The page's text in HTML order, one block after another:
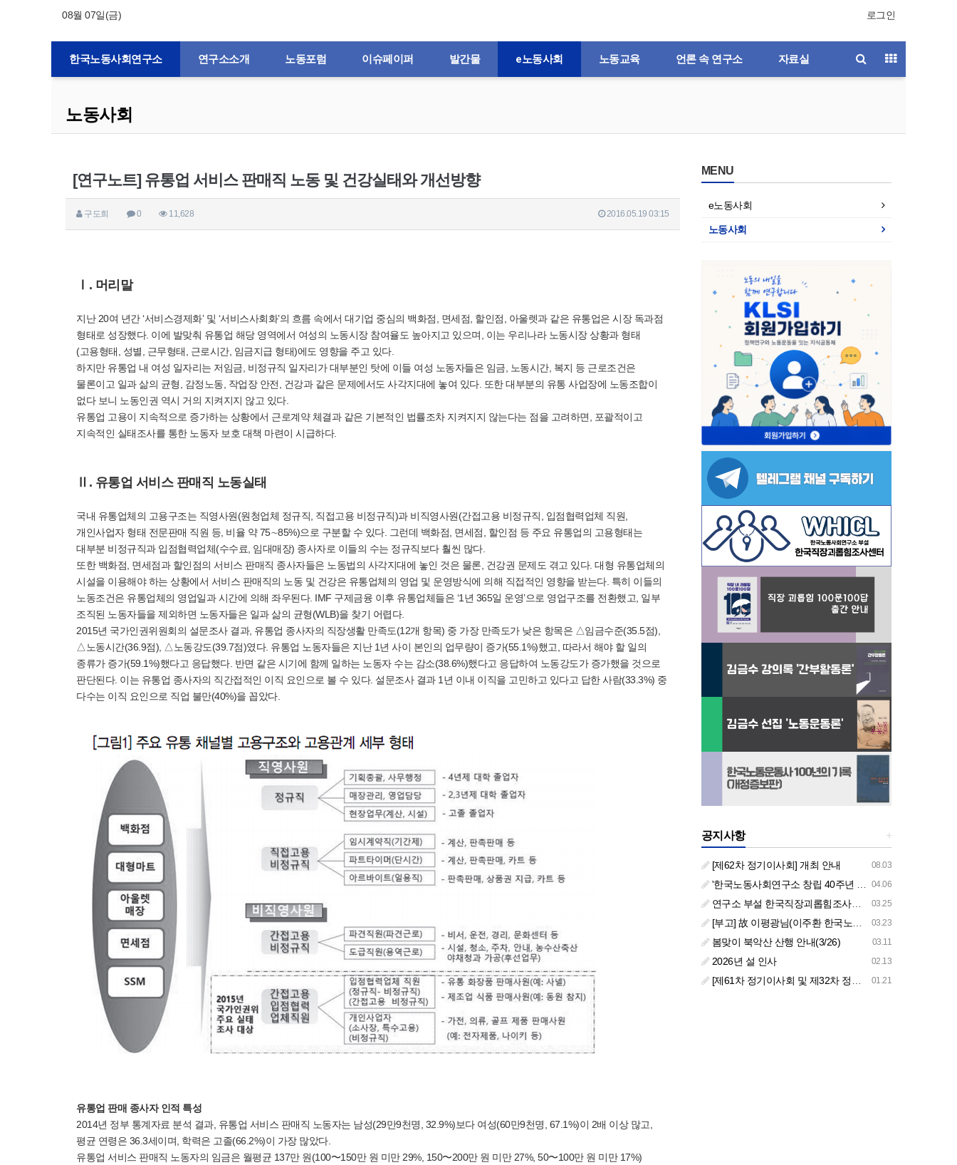
08월 07일(금) 로그인
한국노동사회연구소 연구소소개 노동포럼 이슈페이퍼 발간물 e노동사회 노동교육 언론 속 연구소 자료실
노동사회
[연구노트] 유통업 서비스 판매직 노동 및 건강실태와 개선방향
구도희 0 11,628 2016.05.19 03:15
Ⅰ. 머리말
지난 20여 년간 ‘서비스경제화’ 및 ‘서비스사회화’의 흐름 속에서 대기업 중심의 백화점, 면세점, 할인점, 아울렛과 같은 유통업은 시장 독과점
형태로 성장했다. 이에 발맞춰 유통업 해당 영역에서 여성의 노동시장 참여율도 높아지고 있으며, 이는 우리나라 노동시장 상황과 형태
(고용형태, 성별, 근무형태, 근로시간, 임금지급 형태)에도 영향을 주고 있다.
하지만 유통업 내 여성 일자리는 저임금, 비정규직 일자리가 대부분인 탓에 이들 여성 노동자들은 임금, 노동시간, 복지 등 근로조건은
물론이고 일과 삶의 균형, 감정노동, 작업장 안전, 건강과 같은 문제에서도 사각지대에 놓여 있다. 또한 대부분의 유통 사업장에 노동조합이
없다 보니 노동인권 역시 거의 지켜지지 않고 있다.
유통업 고용이 지속적으로 증가하는 상황에서 근로계약 체결과 같은 기본적인 법률조차 지켜지지 않는다는 점을 고려하면, 포괄적이고
지속적인 실태조사를 통한 노동자 보호 대책 마련이 시급하다.
Ⅱ. 유통업 서비스 판매직 노동실태
국내 유통업체의 고용구조는 직영사원(원청업체 정규직, 직접고용 비정규직)과 비직영사원(간접고용 비정규직, 입점협력업체 직원,
개인사업자 형태 전문판매 직원 등, 비율 약 75∼85%)으로 구분할 수 있다. 그런데 백화점, 면세점, 할인점 등 주요 유통업의 고용형태는
대부분 비정규직과 입점협력업체(수수료, 임대매장) 종사자로 이들의 수는 정규직보다 훨씬 많다.
또한 백화점, 면세점과 할인점의 서비스 판매직 종사자들은 노동법의 사각지대에 놓인 것은 물론, 건강권 문제도 겪고 있다. 대형 유통업체의
시설을 이용해야 하는 상황에서 서비스 판매직의 노동 및 건강은 유통업체의 영업 및 운영방식에 의해 직접적인 영향을 받는다. 특히 이들의
노동조건은 유통업체의 영업일과 시간에 의해 좌우된다. IMF 구제금융 이후 유통업체들은 ‘1년 365일 운영’으로 영업구조를 전환했고, 일부
조직된 노동자들을 제외하면 노동자들은 일과 삶의 균형(WLB)을 찾기 어렵다.
2015년 국가인권위원회의 설문조사 결과, 유통업 종사자의 직장생활 만족도(12개 항목) 중 가장 만족도가 낮은 항목은 △임금수준(35.5점),
△노동시간(36.9점), △노동강도(39.7점)였다. 유통업 노동자들은 지난 1년 사이 본인의 업무량이 증가(55.1%)했고, 따라서 해야 할 일의
종류가 증가(59.1%)했다고 응답했다. 반면 같은 시기에 함께 일하는 노동자 수는 감소(38.6%)했다고 응답하여 노동강도가 증가했을 것으로
판단된다. 이는 유통업 종사자의 직간접적인 이직 요인으로 볼 수 있다. 설문조사 결과 1년 이내 이직을 고민하고 있다고 답한 사람(33.3%) 중
다수는 이직 요인으로 직업 불만(40%)을 꼽았다.
유통업 판매 종사자 인적 특성
2014년 정부 통계자료 분석 결과, 유통업 서비스 판매직 노동자는 남성(29만9천명, 32.9%)보다 여성(60만9천명, 67.1%)이 2배 이상 많고,
평균 연령은 36.3세이며, 학력은 고졸(66.2%)이 가장 많았다.
유통업 서비스 판매직 노동자의 임금은 월평균 137만 원(100〜150만 원 미만 29%, 150〜200만 원 미만 27%, 50〜100만 원 미만 17%)
MENU
e노동사회
노동사회
+
공지사항
08.03
[제62차 정기이사회] 개최 안내
04.06
'한국노동사회연구소 창립 40주년 기념 행사 안내'
03.25
연구소 부설 한국직장괴롭힘조사센터 '2026년도 주요 사업 안내' (교육/컨설팅)
03.23
[부고] 故 이평광님(이주환 한국노동사회연구소 부소장 부친상)
03.11
봄맞이 북악산 산행 안내(3/26)
02.13
2026년 설 인사
01.21
[제61차 정기이사회 및 제32차 정기총회 합동회의] 개최 안내